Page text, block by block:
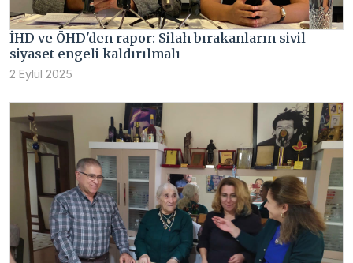
İHD ve ÖHD'den rapor: Silah bırakanların sivil
siyaset engeli kaldırılmalı
2 Eylül 2025